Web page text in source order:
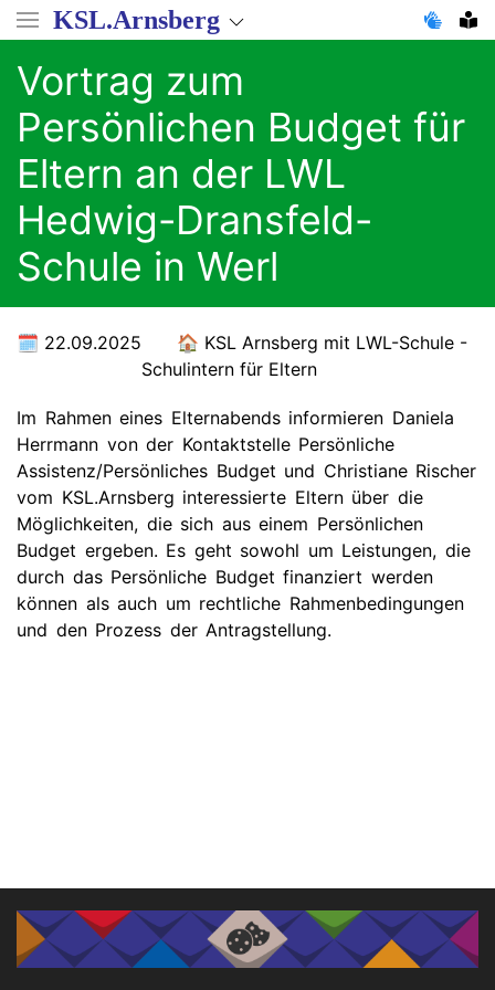
Direkt
zum
Inhalt
KSL.Arnsberg
Vortrag zum
Persönlichen Budget für
Eltern an der LWL
Hedwig-Dransfeld-
Schule in Werl
22.09.2025
KSL Arnsberg mit LWL-Schule -
Schulintern für Eltern
Im Rahmen eines Elternabends informieren Daniela
Herrmann von der Kontaktstelle Persönliche
Assistenz/Persönliches Budget und Christiane Rischer
vom KSL.Arnsberg interessierte Eltern über die
Möglichkeiten, die sich aus einem Persönlichen
Budget ergeben. Es geht sowohl um Leistungen, die
durch das Persönliche Budget finanziert werden
können als auch um rechtliche Rahmenbedingungen
und den Prozess der Antragstellung.